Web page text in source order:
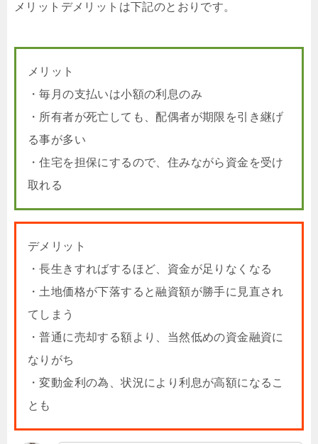
メリットデメリットは下記のとおりです。
メリット
・毎月の支払いは小額の利息のみ
・所有者が死亡しても、配偶者が期限を引き継げ
る事が多い
・住宅を担保にするので、住みながら資金を受け
取れる
デメリット
・長生きすればするほど、資金が足りなくなる
・土地価格が下落すると融資額が勝手に見直され
てしまう
・普通に売却する額より、当然低めの資金融資に
なりがち
・変動金利の為、状況により利息が高額になるこ
とも